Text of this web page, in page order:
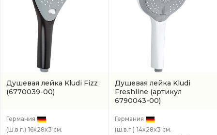
Душевая лейка Kludi Fizz
(6770039-00)
Германия
(ш.в.г.) 16x28x3 см.
Душевая лейка Kludi
Freshline (артикул
6790043-00)
Германия
(ш.в.г.) 14x28x3 см.